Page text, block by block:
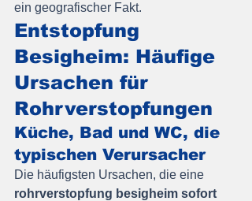
ein geografischer Fakt.
Entstopfung
Besigheim: Häufige
Ursachen für
Rohrverstopfungen
Küche, Bad und WC, die
typischen Verursacher
Die häufigsten Ursachen, die eine
rohrverstopfung besigheim sofort